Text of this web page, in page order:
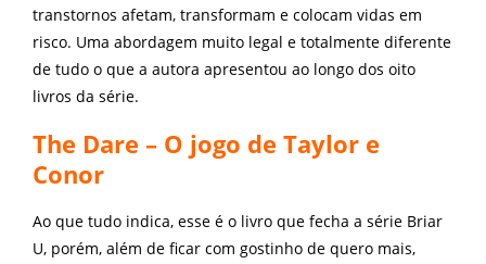
transtornos afetam, transformam e colocam vidas em
risco. Uma abordagem muito legal e totalmente diferente
de tudo o que a autora apresentou ao longo dos oito
livros da série.
The Dare – O jogo de Taylor e
Conor
Ao que tudo indica, esse é o livro que fecha a série Briar
U, porém, além de ficar com gostinho de quero mais,